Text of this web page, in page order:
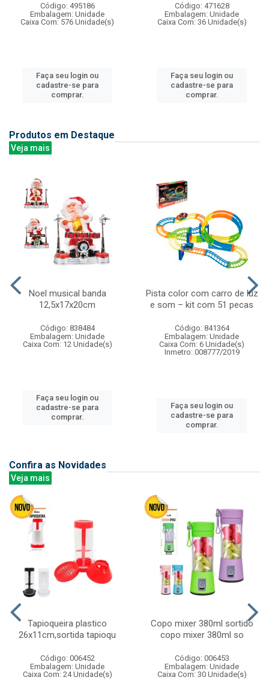
Código: 495186
Embalagem: Unidade
Caixa Com: 576 Unidade(s)
Faça seu login ou
cadastre-se para
comprar.
Código: 471628
Embalagem: Unidade
Caixa Com: 36 Unidade(s)
Faça seu login ou
cadastre-se para
comprar.
Produtos em Destaque
Veja mais
Noel musical banda
12,5x17x20cm
Código: 838484
Embalagem: Unidade
Caixa Com: 12 Unidade(s)
Faça seu login ou
cadastre-se para
comprar.
Pista color com carro de luz
e som – kit com 51 pecas
Código: 841364
Embalagem: Unidade
Caixa Com: 6 Unidade(s)
Inmetro: 008777/2019
Faça seu login ou
cadastre-se para
comprar.
Confira as Novidades
Veja mais
Tapioqueira plastico
26x11cm,sortida tapioqu
Código: 006452
Embalagem: Unidade
Caixa Com: 24 Unidade(s)
Copo mixer 380ml sortido
copo mixer 380ml so
Código: 006453
Embalagem: Unidade
Caixa Com: 30 Unidade(s)